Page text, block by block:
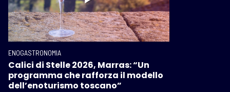
ENOGASTRONOMIA
Calici di Stelle 2026, Marras: “Un
programma che rafforza il modello
dell’enoturismo toscano”